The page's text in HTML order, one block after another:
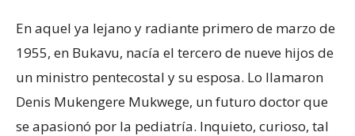
En aquel ya lejano y radiante primero de marzo de
1955, en Bukavu, nacía el tercero de nueve hijos de
un ministro pentecostal y su esposa. Lo llamaron
Denis Mukengere Mukwege, un futuro doctor que
se apasionó por la pediatría. Inquieto, curioso, tal